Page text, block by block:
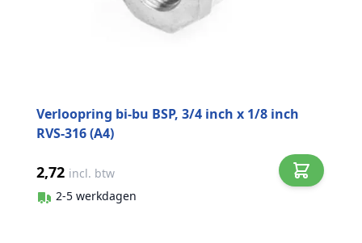
Verloopring bi-bu BSP, 3/4 inch x 1/8 inch
RVS-316 (A4)
2,72 incl. btw
2-5 werkdagen